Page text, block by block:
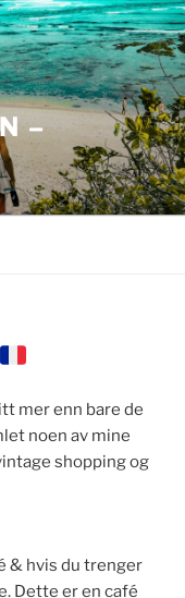
–
mer enn bare de
noen av mine
shopping og
& hvis du trenger
Dette er en café